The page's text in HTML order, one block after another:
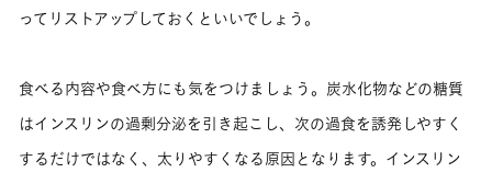
ってリストアップしておくといいでしょう。
食べる内容や食べ方にも気をつけましょう。炭水化物などの糖質
はインスリンの過剰分泌を引き起こし、次の過食を誘発しやすく
するだけではなく、太りやすくなる原因となります。インスリン